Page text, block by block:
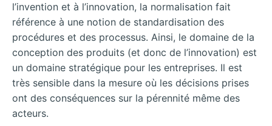
l’invention et à l’innovation, la normalisation fait
référence à une notion de standardisation des
procédures et des processus. Ainsi, le domaine de la
conception des produits (et donc de l’innovation) est
un domaine stratégique pour les entreprises. Il est
très sensible dans la mesure où les décisions prises
ont des conséquences sur la pérennité même des
acteurs.